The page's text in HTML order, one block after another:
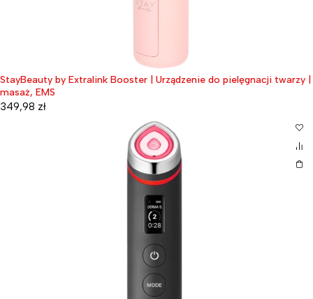
StayBeauty by Extralink Booster | Urządzenie do pielęgnacji twarzy |
masaż, EMS
349,98 zł